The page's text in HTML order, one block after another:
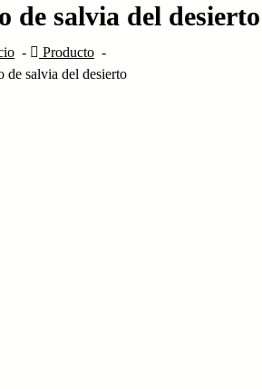
de salvia del desierto
- Producto -
de salvia del desierto